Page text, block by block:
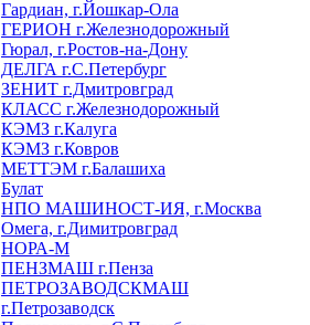
Гардиан, г.Йошкар-Ола
ГЕРИОН г.Железнодорожный
Гюрал, г.Ростов-на-Дону
ДЕЛГА г.С.Петербург
ЗЕНИТ г.Дмитровград
КЛАСС г.Железнодорожный
КЭМЗ г.Калуга
КЭМЗ г.Ковров
МЕТТЭМ г.Балашиха
Булат
НПО МАШИНОСТ-ИЯ, г.Москва
Омега, г.Димитровград
НОРА-М
ПЕНЗМАШ г.Пенза
ПЕТРОЗАВОДСКМАШ
г.Петрозаводск